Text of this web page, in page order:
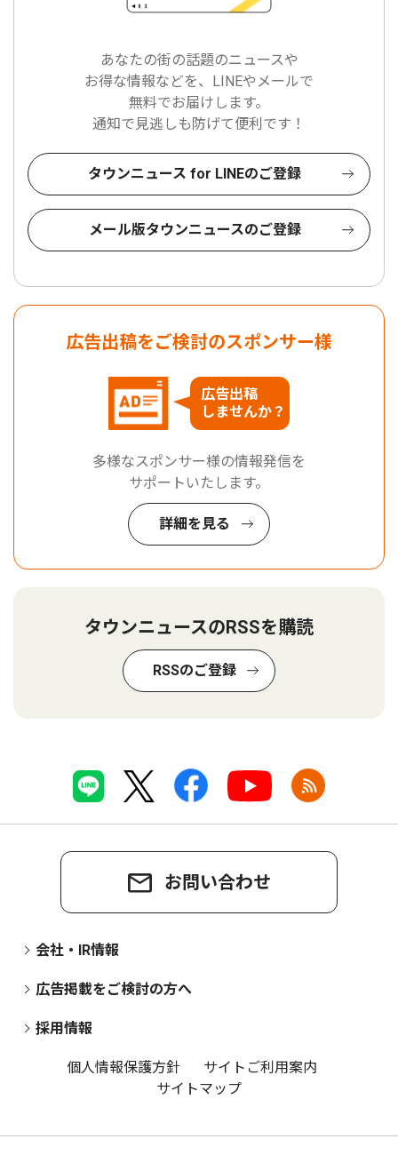
あなたの街の話題のニュースや
お得な情報などを、LINEやメールで
無料でお届けします。
通知で見逃しも防げて便利です！
タウンニュース for LINEのご登録
メール版タウンニュースのご登録
広告出稿をご検討のスポンサー様
広告出稿
しませんか？
多様なスポンサー様の情報発信を
サポートいたします。
詳細を見る
タウンニュースのRSSを購読
RSSのご登録
お問い合わせ
会社・IR情報
広告掲載をご検討の方へ
採用情報
個人情報保護方針
サイトご利用案内
サイトマップ